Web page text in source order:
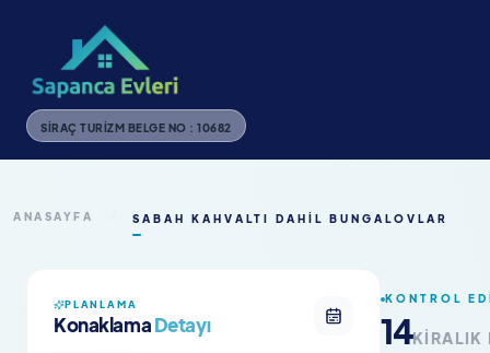
SIRAÇ TURIZM BELGE NO : 10682
ANASAYFA SABAH KAHVALTI DAHIL BUNGALOVLAR
PLANLAMA
KonaklamaDetayı
KONTROL
14KIRALIK